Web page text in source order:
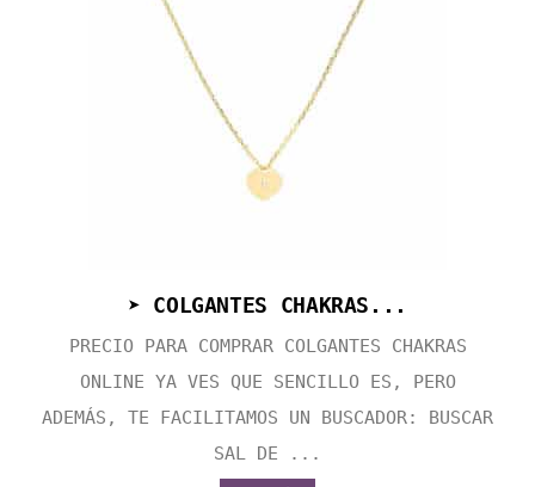
➤ COLGANTES CHAKRAS...
PRECIO PARA COMPRAR COLGANTES CHAKRAS
ONLINE YA VES QUE SENCILLO ES, PERO
ADEMÁS, TE FACILITAMOS UN BUSCADOR: BUSCAR
SAL DE ...